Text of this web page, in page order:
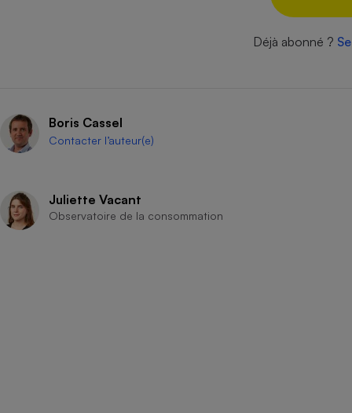
Déjà abonné ?
Boris Cassel
Contacter l’auteur(e)
Juliette Vacant
Observatoire de la consommation
Radiateur électrique